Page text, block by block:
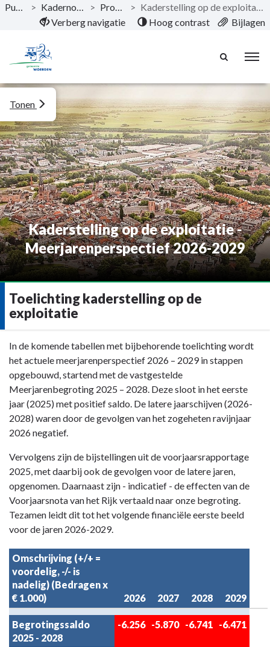
Naar hoofdinhoud
Publicaties > Kadernota 2026 - 2029 > Programma's >
Kaderstelling op de exploitatie - Meerjarenperspectief 2026-2029
Verberg navigatie
Hoog contrast Bijlagen
Kaderstelling op de exploitatie -
Meerjarenperspectief 2026-2029
Tonen
Toelichting kaderstelling op de
exploitatie
Terug
naar
navigatie
Toelichting
kaderstelling
op
exploitatie
Toelichting
In de komende tabellen met bijbehorende toelichting wordt
het actuele meerjarenperspectief 2026 – 2029 in stappen
opgebouwd, startend met de vastgestelde
Meerjarenbegroting 2025 – 2028. Deze sloot in het eerste
jaar (2025) met positief saldo. De latere jaarschijven (2026-
2028) waren door de gevolgen van het zogeheten ravijnjaar
2026 negatief.
Vervolgens zijn de bijstellingen uit de voorjaarsrapportage
2025, met daarbij ook de gevolgen voor de latere jaren,
opgenomen. Daarnaast zijn - indicatief - de effecten van de
Voorjaarsnota van het Rijk vertaald naar onze begroting.
Tezamen leidt dit tot het volgende financiële eerste beeld
voor de jaren 2026-2029.
Omschrijving (+/+ =
voordelig, -/- is
nadelig) (Bedragen x
€ 1.000)
2026 2027 2028 2029
Begrotingssaldo
2025 - 2028
-6.256 -5.870 -6.741 -6.471